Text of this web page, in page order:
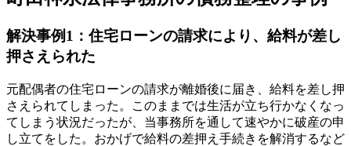
解決事例1：住宅ローンの請求により、給料が差し
押さえられた
元配偶者の住宅ローンの請求が離婚後に届き、給料を差し押
さえられてしまった。このままでは生活が立ち行かなくなっ
てしまう状況だったが、当事務所を通して速やかに破産の申
し立てをした。おかげで給料の差押え手続きを解消するなど